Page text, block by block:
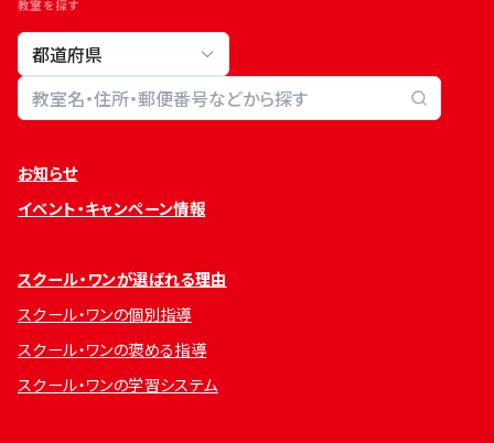
教室を探す
教室検索
お知らせ
イベント・キャンペーン情報
スクール・ワンが選ばれる理由
スクール・ワンの個別指導
スクール・ワンの褒める指導
スクール・ワンの学習システム